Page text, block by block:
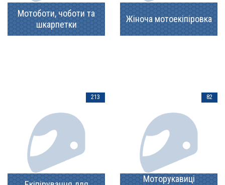
Мотоботи, чоботи та
шкарпетки
Жіноча мотоекіпіровка
213
Моторукавиці
82